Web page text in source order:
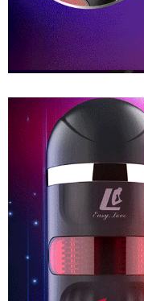
Âm
Đạo
Giả
Tự
Động
Thụt
Co
Bóp
Sưởi
Ấm
Phê
Nhật